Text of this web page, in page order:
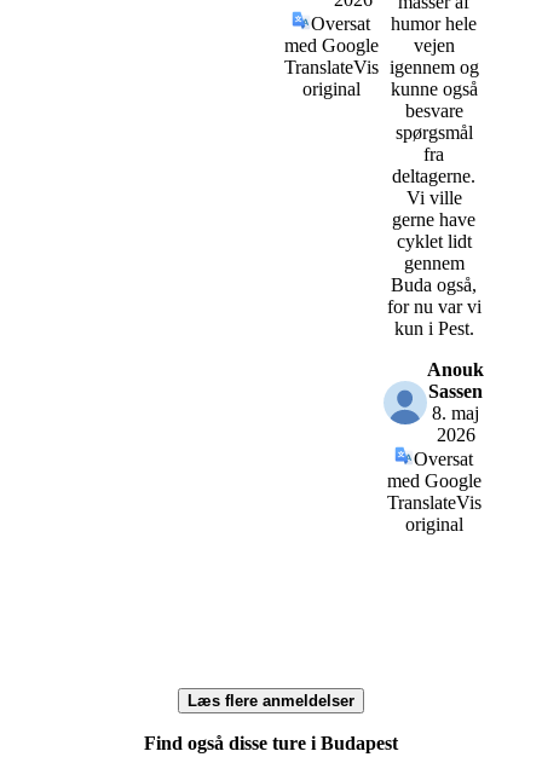
Oversat
med Google
TranslateVis
original
humor hele
vejen
igennem og
kunne også
besvare
spørgsmål
fra
deltagerne.
Vi ville
gerne have
cyklet lidt
gennem
Buda også,
for nu var vi
kun i Pest.
Anouk
Sassen
8. maj
2026
Oversat
med Google
TranslateVis
original
Læs flere anmeldelser
Find også disse ture i Budapest